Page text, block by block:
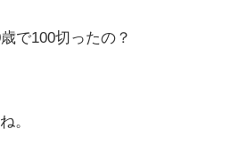
で100切ったの？
。